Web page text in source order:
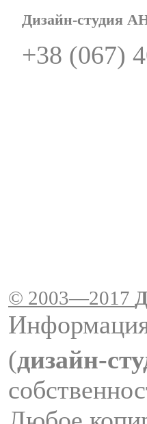
Дизайн-студия
+38 (067)
© 2003—2017
(дизайн-